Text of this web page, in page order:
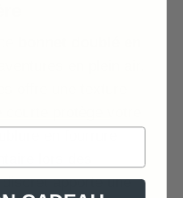
en plein air.
discret apporte une